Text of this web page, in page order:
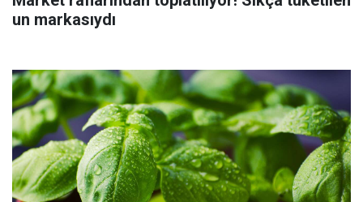
un markasıydı